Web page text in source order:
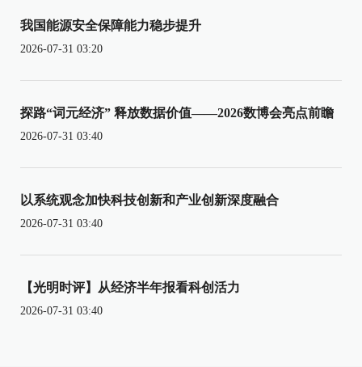
我国能源安全保障能力稳步提升
2026-07-31 03:20
探路“词元经济” 释放数据价值——2026数博会亮点前瞻
2026-07-31 03:40
以系统观念加快科技创新和产业创新深度融合
2026-07-31 03:40
【光明时评】从经济半年报看科创活力
2026-07-31 03:40